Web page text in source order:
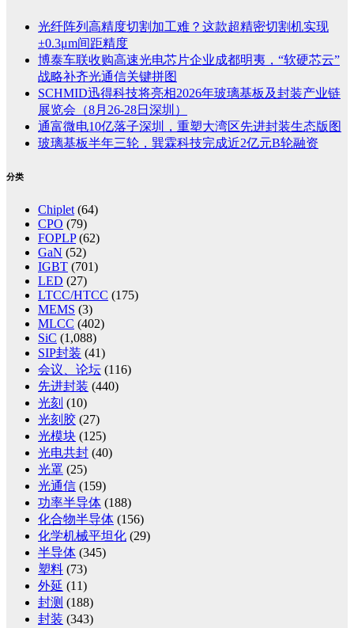
光纤阵列高精度切割加工难？这款超精密切割机实现
±0.3μm间距精度
博泰车联收购高速光电芯片企业成都明夷，“软硬芯云”
战略补齐光通信关键拼图
SCHMID迅得科技将亮相2026年玻璃基板及封装产业链
展览会（8月26-28日深圳）
通富微电10亿落子深圳，重塑大湾区先进封装生态版图
玻璃基板半年三轮，巽霖科技完成近2亿元B轮融资
分类
Chiplet (64)
CPO (79)
FOPLP(62)
GaN (52)
IGBT (701)
LED (27)
LTCC/HTCC (175)
MEMS (3)
MLCC (402)
SiC (1,088)
SIP封装 (41)
会议、论坛 (116)
先进封装 (440)
光刻 (10)
光刻胶 (27)
光模块 (125)
光电共封 (40)
光罩 (25)
光通信 (159)
功率半导体 (188)
化合物半导体 (156)
化学机械平坦化 (29)
半导体 (345)
塑料 (73)
外延 (11)
封测 (188)
封装 (343)